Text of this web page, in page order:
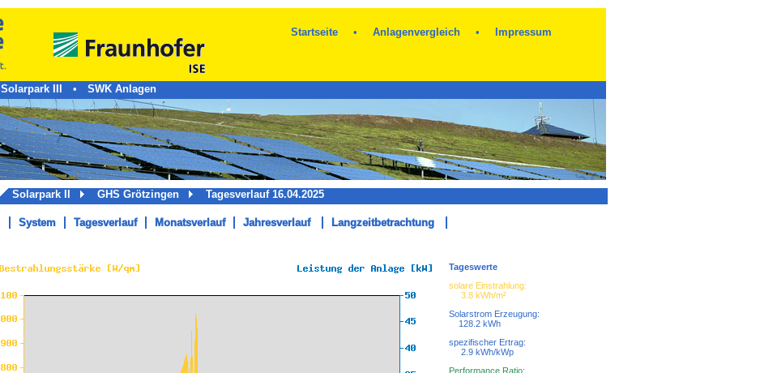
Startseite • Anlagenvergleich • Impressum
Solarpark III • SWK Anlagen
Solarpark II GHS Grötzingen Tagesverlauf 16.04.2025
System Tagesverlauf Monatsverlauf Jahresverlauf Langzeitbetrachtung
Tageswerte
solare Einstrahlung:
3.8 kWh/m²
Solarstrom Erzeugung:
128.2 kWh
spezifischer Ertrag:
2.9 kWh/kWp
Performance Ratio: